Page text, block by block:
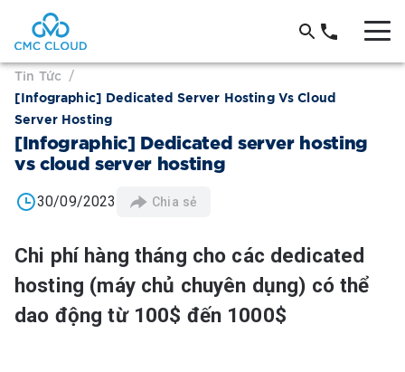
Tin Tức /
[Infographic] Dedicated Server Hosting Vs Cloud
Server Hosting
[Infographic] Dedicated server hosting
vs cloud server hosting
30/09/2023 Chia sẻ
Chi phí hàng tháng cho các dedicated
hosting (máy chủ chuyên dụng) có thể
dao động từ 100$ đến 1000$